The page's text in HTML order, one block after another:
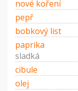
nové koření
pepř
bobkový list
paprika
sladká
cibule
olej